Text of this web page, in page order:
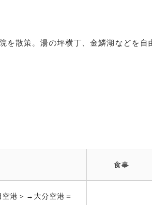
を散策。湯の坪横丁、金鱗湖などを自
食事
港＞→大分空港＝